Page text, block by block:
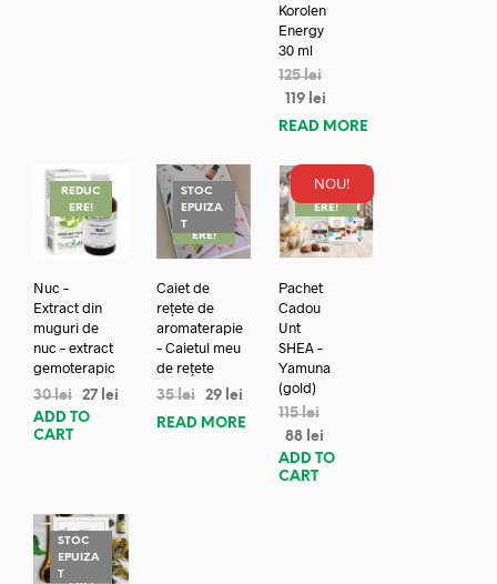
Korolen
Energy
30 ml
125lei
119 lei
READ MORE
REDUC
ERE!
Nuc –
Extract din
muguri de
nuc – extract
gemoterapic
30lei 27 lei
ADD TO
CART
STOC
EPUIZA
TREDUC
ERE!
Caiet de
rețete de
aromaterapie
– Caietul meu
de rețete
35lei 29 lei
READ MORE
NOU!
REDUC
ERE!
Pachet
Cadou
Unt
SHEA –
Yamuna
(gold)
115lei
88 lei
ADD TO
CART
STOC
EPUIZA
TREDUC